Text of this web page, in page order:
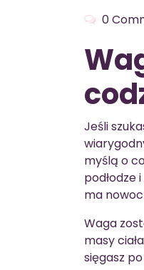
0
Jeśli
myślą o
podłodze
ma
Waga
masy
sięgasz